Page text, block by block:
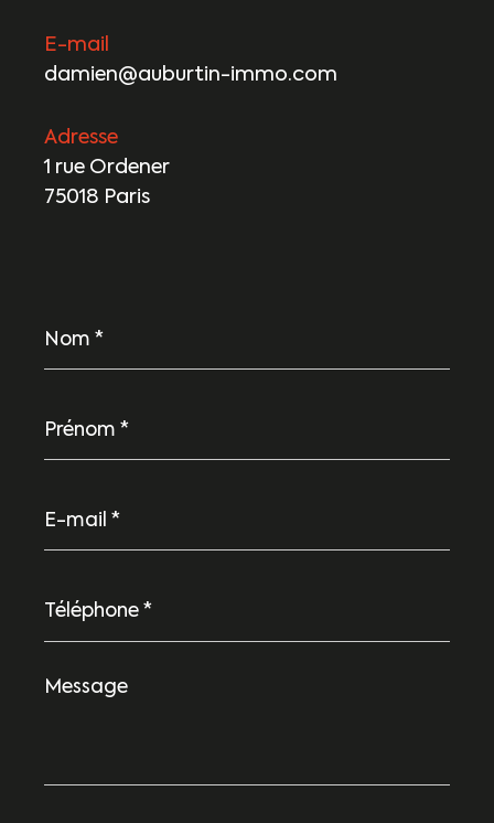
E-mail
damien@auburtin-immo.com
Adresse
1 rue Ordener
75018 Paris
*
*
mail
*
Message
*